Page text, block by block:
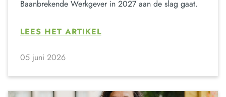
Baanbrekende Werkgever in 2027 aan de slag gaat.
LEES HET ARTIKEL
05 juni 2026